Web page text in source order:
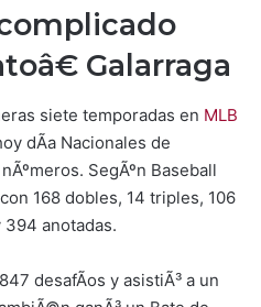
Galarraga
siete temporadas en MLB
dÃ­a Nacionales de
SegÃºn Baseball
168 dobles, 14 triples, 106
anotadas.
desafÃ­os y asistiÃ³ a un